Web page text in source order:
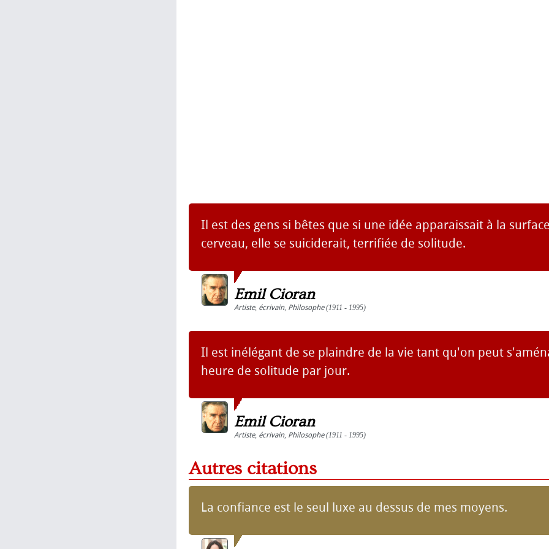
Il est des gens si bêtes que si une idée apparaissait à la
cerveau, elle se suiciderait, terrifiée de solitude.
Emil Cioran
Artiste, écrivain, Philosophe(1911 - 1995)
Il est inélégant de se plaindre de la vie tant qu'on peut
heure de solitude par jour.
Emil Cioran
Artiste, écrivain, Philosophe(1911 - 1995)
Autres citations
La confiance est le seul luxe au dessus de mes moyens.